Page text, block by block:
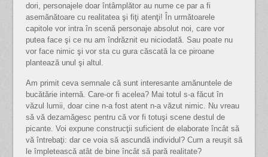
dori, personajele doar întâmplător au nume ce par a fi
asemănătoare cu realitatea şi fiţi atenţi! În următoarele
capitole vor intra în scenă personaje absolut noi, care vor
putea face şi ce nu am îndrăznit eu niciodată. Sau poate nu
vor face nimic şi vor sta cu gura căscată la ce piroane
plantează unul şi altul.
Am primit ceva semnale că sunt interesante amănuntele de
bucătărie internă. Care-or fi acelea? Mai totul s-a făcut în
văzul lumii, doar cine n-a fost atent n-a văzut nimic. Nu vreau
să vă dezamăgesc pentru că vor fi totuşi scene destul de
picante. Voi expune construcţii suficient de elaborate încât să
vă întrebaţi: dar ce voia să ascundă individul? Cum a reuşit să
le împletească atât de bine încât să pară realitate?